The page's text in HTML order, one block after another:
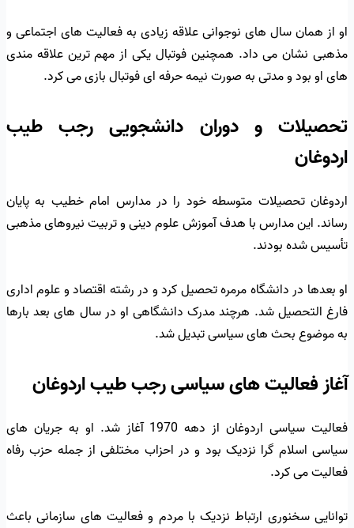
او از همان سال های نوجوانی علاقه زیادی به فعالیت های اجتماعی و
مذهبی نشان می داد. همچنین فوتبال یکی از مهم ترین علاقه مندی
های او بود و مدتی به صورت نیمه حرفه ای فوتبال بازی می کرد.
تحصیلات و دوران دانشجویی رجب طیب
اردوغان
اردوغان تحصیلات متوسطه خود را در مدارس امام خطیب به پایان
رساند. این مدارس با هدف آموزش علوم دینی و تربیت نیروهای مذهبی
تأسیس شده بودند.
او بعدها در دانشگاه مرمره تحصیل کرد و در رشته اقتصاد و علوم اداری
فارغ التحصیل شد. هرچند مدرک دانشگاهی او در سال های بعد بارها
به موضوع بحث های سیاسی تبدیل شد.
آغاز فعالیت های سیاسی رجب طیب اردوغان
فعالیت سیاسی اردوغان از دهه 1970 آغاز شد. او به جریان های
سیاسی اسلام گرا نزدیک بود و در احزاب مختلفی از جمله حزب رفاه
فعالیت می کرد.
توانایی سخنوری ارتباط نزدیک با مردم و فعالیت های سازمانی باعث